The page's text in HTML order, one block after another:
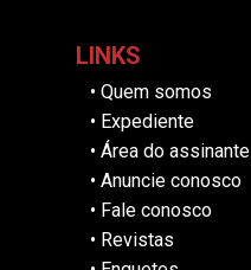
LINKS
• Quem somos
• Expediente
• Área do assinante
• Anuncie conosco
• Fale conosco
• Revistas